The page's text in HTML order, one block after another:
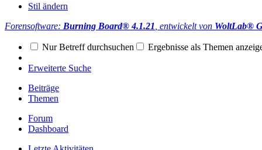
Stil ändern
Forensoftware: Burning Board® 4.1.21 , entwickelt von WoltLab®
Nur Betreff durchsuchen Ergebnisse als Themen
Erweiterte Suche
Beiträge
Themen
Forum
Dashboard